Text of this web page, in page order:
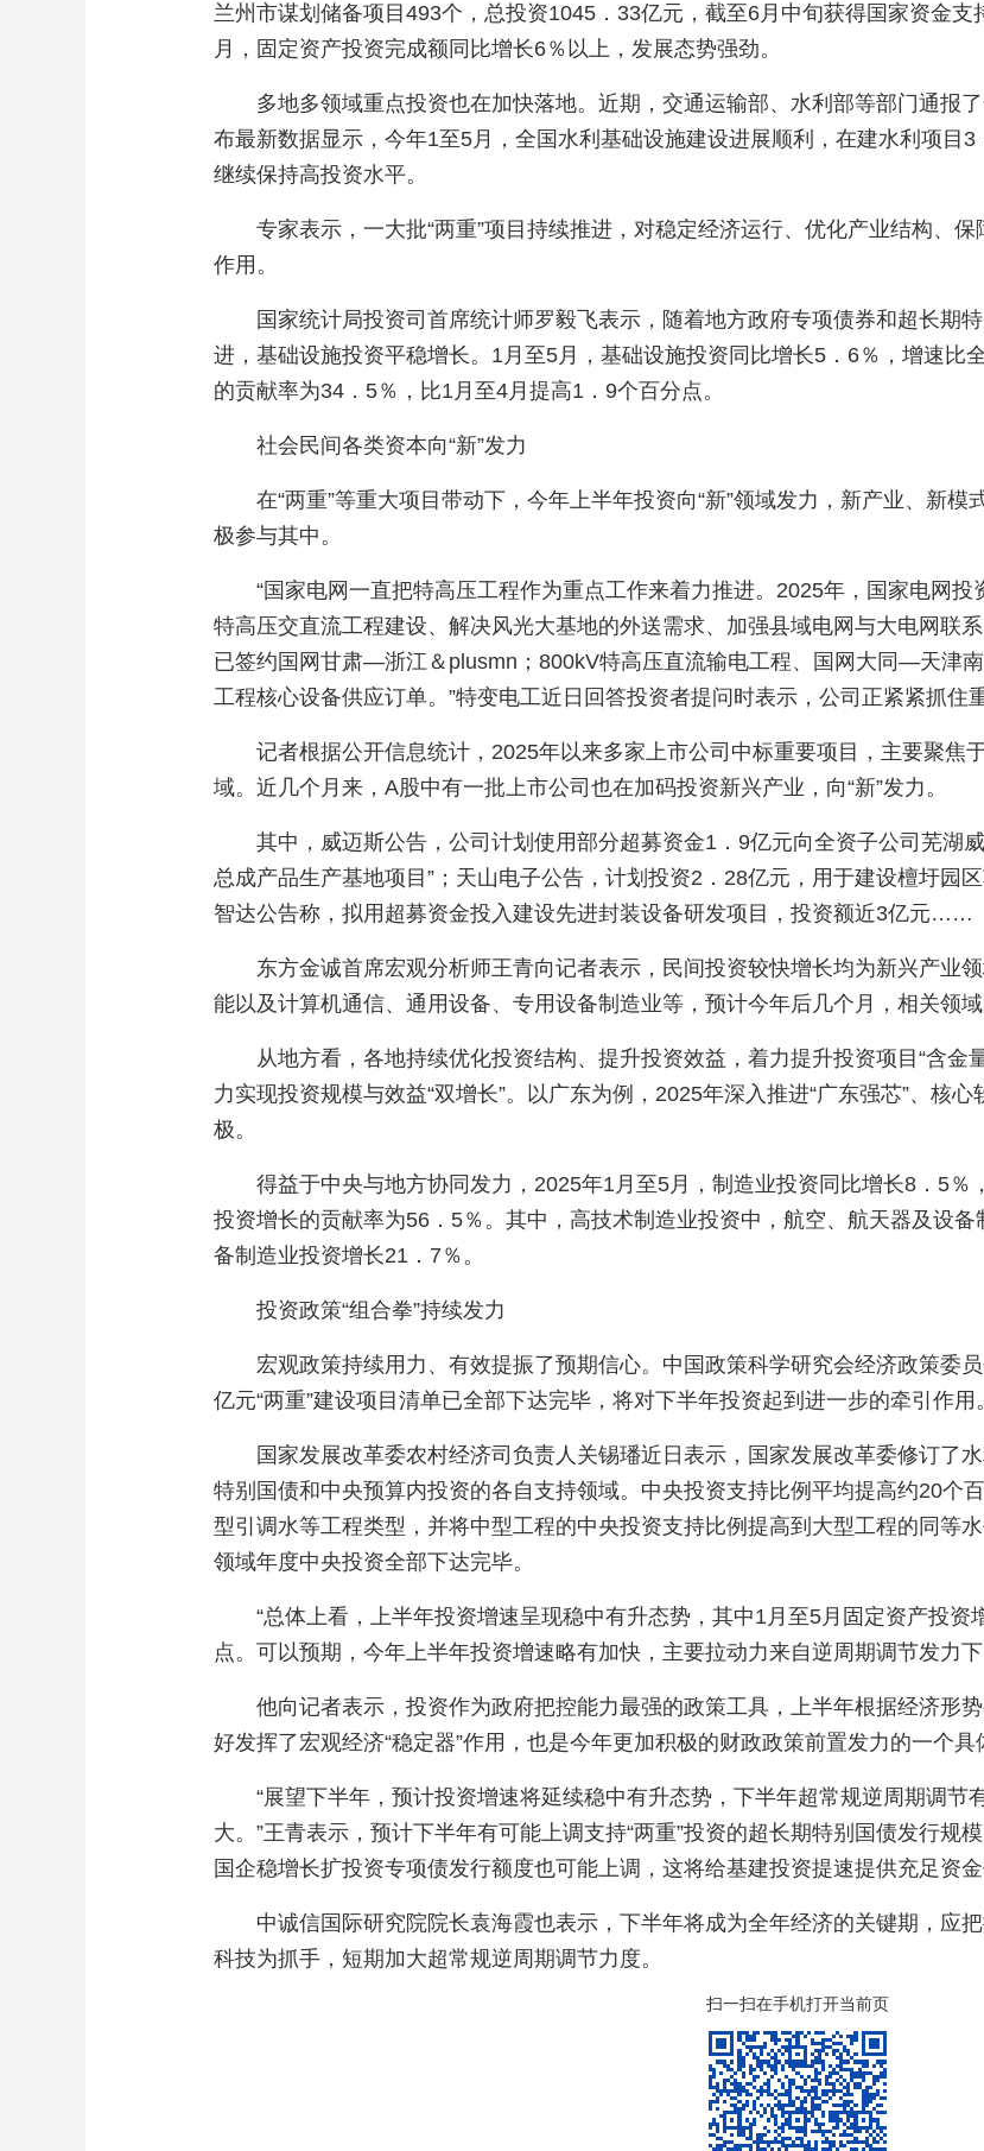
兰州市谋划储备项目493个，总投资1045．33亿元，截至6月中旬获得国家资金
月，固定资产投资完成额同比增长6％以上，发展态势强劲。
多地多领域重点投资也在加快落地。近期，交通运输部、水利部等部门通报
布最新数据显示，今年1至5月，全国水利基础设施建设进展顺利，在建水利项目3
继续保持高投资水平。
专家表示，一大批“两重”项目持续推进，对稳定经济运行、优化产业结构、
作用。
国家统计局投资司首席统计师罗毅飞表示，随着地方政府专项债券和超长期
进，基础设施投资平稳增长。1月至5月，基础设施投资同比增长5．6％，增速比
的贡献率为34．5％，比1月至4月提高1．9个百分点。
社会民间各类资本向“新”发力
在“两重”等重大项目带动下，今年上半年投资向“新”领域发力，新产业、新
极参与其中。
“国家电网一直把特高压工程作为重点工作来着力推进。2025年，国家电网
特高压交直流工程建设、解决风光大基地的外送需求、加强县域电网与大电网联
已签约国网甘肃—浙江＆plusmn；800kV特高压直流输电工程、国网大同—天津
工程核心设备供应订单。”特变电工近日回答投资者提问时表示，公司正紧紧抓住
记者根据公开信息统计，2025年以来多家上市公司中标重要项目，主要聚焦
域。近几个月来，A股中有一批上市公司也在加码投资新兴产业，向“新”发力。
其中，威迈斯公告，公司计划使用部分超募资金1．9亿元向全资子公司芜湖
总成产品生产基地项目”；天山电子公告，计划投资2．28亿元，用于建设檀圩园
智达公告称，拟用超募资金投入建设先进封装设备研发项目，投资额近3亿元……
东方金诚首席宏观分析师王青向记者表示，民间投资较快增长均为新兴产业
能以及计算机通信、通用设备、专用设备制造业等，预计今年后几个月，相关领域
从地方看，各地持续优化投资结构、提升投资效益，着力提升投资项目“含金
力实现投资规模与效益“双增长”。以广东为例，2025年深入推进“广东强芯”、核
极。
得益于中央与地方协同发力，2025年1月至5月，制造业投资同比增长8．5％
投资增长的贡献率为56．5％。其中，高技术制造业投资中，航空、航天器及设
备制造业投资增长21．7％。
投资政策“组合拳”持续发力
宏观政策持续用力、有效提振了预期信心。中国政策科学研究会经济政策委
亿元“两重”建设项目清单已全部下达完毕，将对下半年投资起到进一步的牵引作用。
国家发展改革委农村经济司负责人关锡璠近日表示，国家发展改革委修订了
特别国债和中央预算内投资的各自支持领域。中央投资支持比例平均提高约20个
型引调水等工程类型，并将中型工程的中央投资支持比例提高到大型工程的同等
领域年度中央投资全部下达完毕。
“总体上看，上半年投资增速呈现稳中有升态势，其中1月至5月固定资产投
点。可以预期，今年上半年投资增速略有加快，主要拉动力来自逆周期调节发力下
他向记者表示，投资作为政府把控能力最强的政策工具，上半年根据经济形
好发挥了宏观经济“稳定器”作用，也是今年更加积极的财政政策前置发力的一个具
“展望下半年，预计投资增速将延续稳中有升态势，下半年超常规逆周期调节
大。”王青表示，预计下半年有可能上调支持“两重”投资的超长期特别国债发行规
国企稳增长扩投资专项债发行额度也可能上调，这将给基建投资提速提供充足资金
中诚信国际研究院院长袁海霞也表示，下半年将成为全年经济的关键期，应
科技为抓手，短期加大超常规逆周期调节力度。
扫一扫在手机打开当前页